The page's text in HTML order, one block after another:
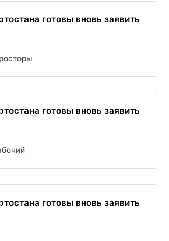
готовы вновь заявить
готовы вновь заявить
готовы вновь заявить